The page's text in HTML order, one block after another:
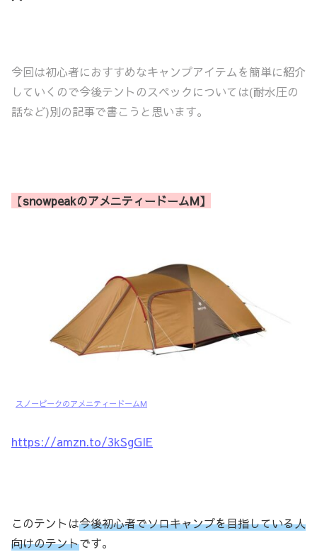
今回は初心者におすすめなキャンプアイテムを簡単に紹介
していくので今後テントのスペックについては(耐水圧の
話など)別の記事で書こうと思います。
【snowpeakのアメニティードームM】
スノーピークのアメニティードームM
https://amzn.to/3kSgGIE
このテントは今後初心者でソロキャンプを目指している人
向けのテントです。